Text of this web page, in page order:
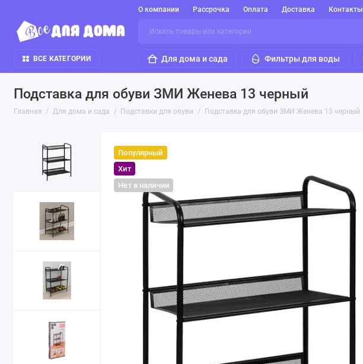
О компании Рассрочка Оплата Доставка Контакты
ВСЕ КАТЕГОРИИ Для дома и сада Фильтры для воды
Подставка для обуви ЗМИ Женева 13 черный
Главная Для дома и сада Подставки для обуви Подставка для обуви ЗМИ Женева 13 черный
Популярный
Хит
Нет в наличии